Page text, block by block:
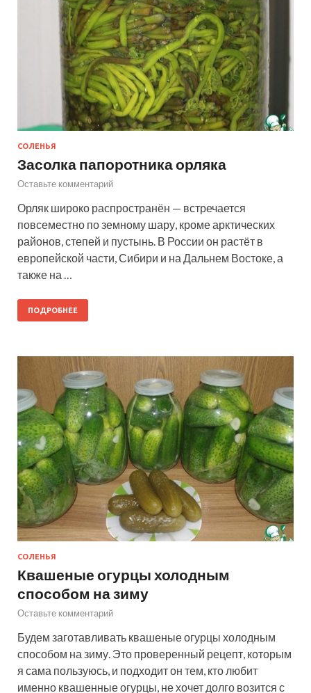
СОЛЕНЬЯ
Засолка папоротника орляка
Оставьте комментарий
Орляк широко распространён — встречается
повсеместно по земному шару, кроме арктических
районов, степей и пустынь. В России он растёт в
европейской части, Сибири и на Дальнем Востоке, а
также на …
ПОДРОБНЕЕ
СОЛЕНЬЯ
Квашеные огурцы холодным
способом на зиму
Оставьте комментарий
Будем заготавливать квашеные огурцы холодным
способом на зиму. Это проверенный рецепт, которым
я сама пользуюсь, и подходит он тем, кто любит
именно квашенные огурцы, не хочет долго возится с